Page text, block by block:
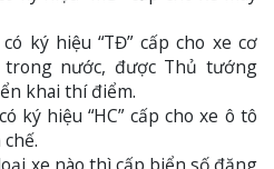
ký hiệu “TĐ” cấp cho xe cơ
nước, được Thủ tướng
khai thí điểm.
ký hiệu “HC” cấp cho xe ô tô